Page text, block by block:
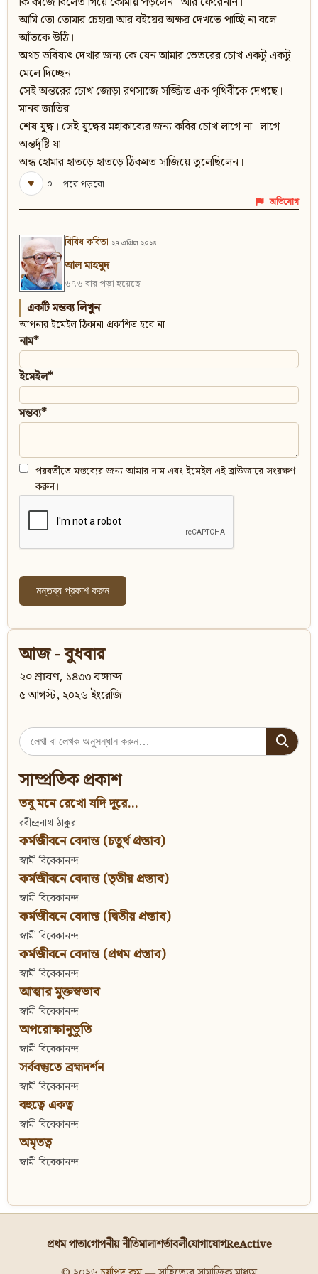
আমি তো তোমার চেহারা আর বইয়ের অক্ষর দেখতে পাচ্ছি না বলে
আঁতকে উঠি।
অথচ ভবিষ্যৎ দেখার জন্য কে যেন আমার ভেতরের চোখ একটু একটু
মেলে দিচ্ছেন।
সেই অন্তরের চোখ জোড়া রণসাজে সজ্জিত এক পৃথিবীকে দেখছে।
মানব জাতির
শেষ যুদ্ধ। সেই যুদ্ধের মহাকাব্যের জন্য কবির চোখ লাগে না। লাগে
অন্তর্দৃষ্টি যা
অন্ধ হোমার হাতড়ে হাতড়ে ঠিকমত সাজিয়ে তুলেছিলেন।
♥
০ পরে পড়বো
অভিযোগ
বিবিধ কবিতা ২৭ এপ্রিল ২০২৪
আল মাহমুদ
৬৭৬ বার পড়া হয়েছে
একটি মন্তব্য লিখুন
আপনার ইমেইল ঠিকানা প্রকাশিত হবে না।
নাম*
ইমেইল*
মন্তব্য*
পরবর্তীতে মন্তব্যের জন্য আমার নাম এবং ইমেইল এই ব্রাউজারে সংরক্ষণ
করুন।
আজ - বুধবার
২০ শ্রাবণ, ১৪৩৩ বঙ্গাব্দ
৫ আগস্ট, ২০২৬ ইংরেজি
Search
for:
সাম্প্রতিক প্রকাশ
তবু মনে রেখো যদি দূরে...
রবীন্দ্রনাথ ঠাকুর
কর্মজীবনে বেদান্ত (চতুর্থ প্রস্তাব)
স্বামী বিবেকানন্দ
কর্মজীবনে বেদান্ত (তৃতীয় প্রস্তাব)
স্বামী বিবেকানন্দ
কর্মজীবনে বেদান্ত (দ্বিতীয় প্রস্তাব)
স্বামী বিবেকানন্দ
কর্মজীবনে বেদান্ত (প্রথম প্রস্তাব)
স্বামী বিবেকানন্দ
আত্মার মুক্তস্বভাব
স্বামী বিবেকানন্দ
অপরোক্ষানুভূতি
স্বামী বিবেকানন্দ
সর্ববস্তুতে ব্রহ্মদর্শন
স্বামী বিবেকানন্দ
বহুত্বে একত্ব
স্বামী বিবেকানন্দ
অমৃতত্ব
স্বামী বিবেকানন্দ
প্রথম পাতাগোপনীয় নীতিমালাশর্তাবলীযোগাযোগReActive